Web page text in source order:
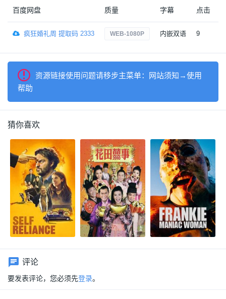
百度网盘 质量 字幕 点击
疯狂婚礼周 提取码 2333 WEB-1080P 内嵌双语 9
资源链接使用问题请移步主菜单：网站须知→使用
帮助
猜你喜欢
评论
要发表评论，您必须先登录。